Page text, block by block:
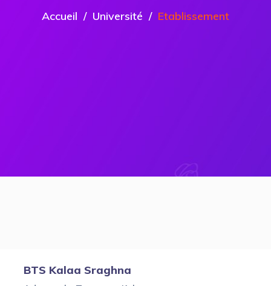
Accueil Université Etablissement
BTS Kalaa Sraghna